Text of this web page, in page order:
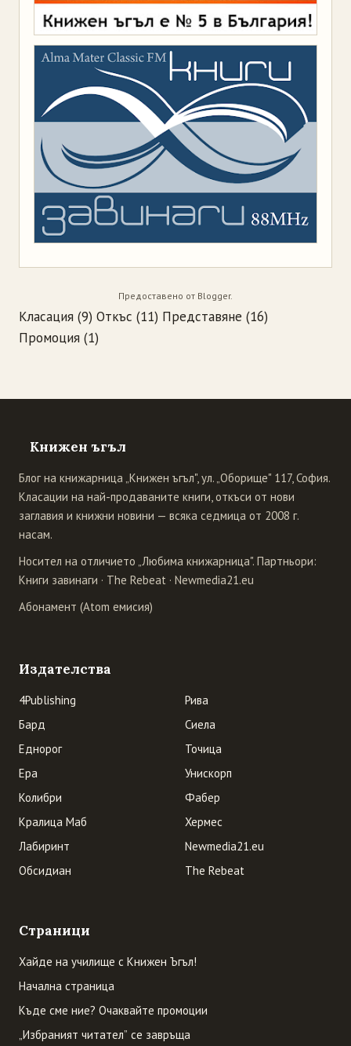
Предоставено от Blogger.
Класация (9) Откъс (11) Представяне (16)
Промоция (1)
Книжен ъгъл
Блог на книжарница „Книжен ъгъл", ул. „Оборище" 117, София.
Класации на най-продаваните книги, откъси от нови
заглавия и книжни новини — всяка седмица от 2008 г.
насам.
Носител на отличието „Любима книжарница". Партньори:
Книги завинаги · The Rebeat · Newmedia21.eu
Абонамент (Atom емисия)
Издателства
4Publishing
Бард
Еднорог
Ера
Колибри
Кралица Маб
Лабиринт
Обсидиан
Рива
Сиела
Точица
Унискорп
Фабер
Хермес
Newmedia21.eu
The Rebeat
Страници
Хайде на училище с Книжен Ъгъл!
Начална страница
Къде сме ние? Очаквайте промоции
„Избраният читател” се завръща